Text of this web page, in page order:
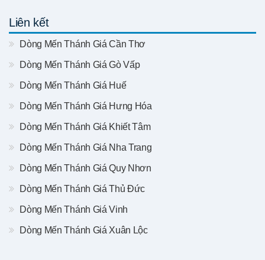
Liên kết
Dòng Mến Thánh Giá Cần Thơ
Dòng Mến Thánh Giá Gò Vấp
Dòng Mến Thánh Giá Huế
Dòng Mến Thánh Giá Hưng Hóa
Dòng Mến Thánh Giá Khiết Tâm
Dòng Mến Thánh Giá Nha Trang
Dòng Mến Thánh Giá Quy Nhơn
Dòng Mến Thánh Giá Thủ Đức
Dòng Mến Thánh Giá Vinh
Dòng Mến Thánh Giá Xuân Lộc